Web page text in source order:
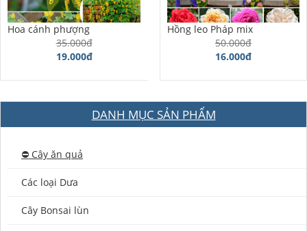
Hoa cánh phượng
35.000đ
19.000đ
Hồng leo Pháp mix
50.000đ
16.000đ
DANH MỤC SẢN PHẨM
⛔️ Cây ăn quả
Các loại Dưa
Cây Bonsai lùn